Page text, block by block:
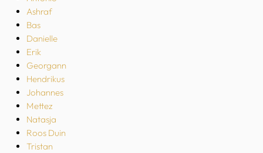
Ashraf
Bas
Danielle
Erik
Georgann
Hendrikus
Johannes
Mettez
Natasja
Roos Duin
Tristan